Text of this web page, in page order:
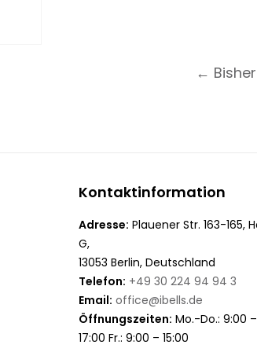
←
Kontaktinformation
Adresse: Plauener Str. 163-165,
G,
13053 Berlin, Deutschland
Telefon: +49 30 224 94 94 3
Email: office@ibells.de
Öffnungszeiten: Mo.-Do.: 9:00 –
17:00 Fr.: 9:00 – 15:00